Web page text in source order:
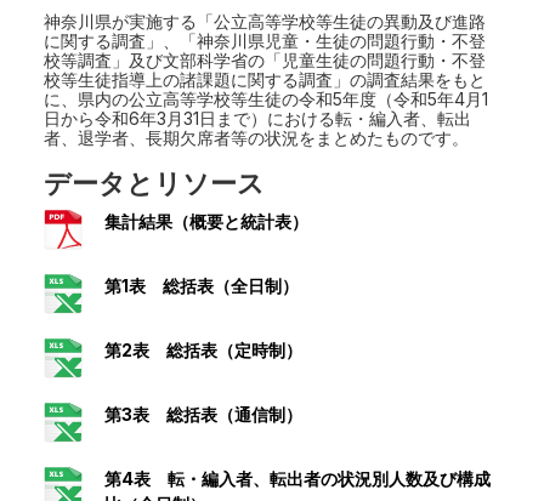
神奈川県が実施する「公立高等学校等生徒の異動及び進路
に関する調査」、「神奈川県児童・生徒の問題行動・不登
校等調査」及び文部科学省の「児童生徒の問題行動・不登
校等生徒指導上の諸課題に関する調査」の調査結果をもと
に、県内の公立高等学校等生徒の令和5年度（令和5年4月1
日から令和6年3月31日まで）における転・編入者、転出
者、退学者、長期欠席者等の状況をまとめたものです。
データとリソース
集計結果（概要と統計表）
第1表 総括表（全日制）
第2表 総括表（定時制）
第3表 総括表（通信制）
第4表 転・編入者、転出者の状況別人数及び構成